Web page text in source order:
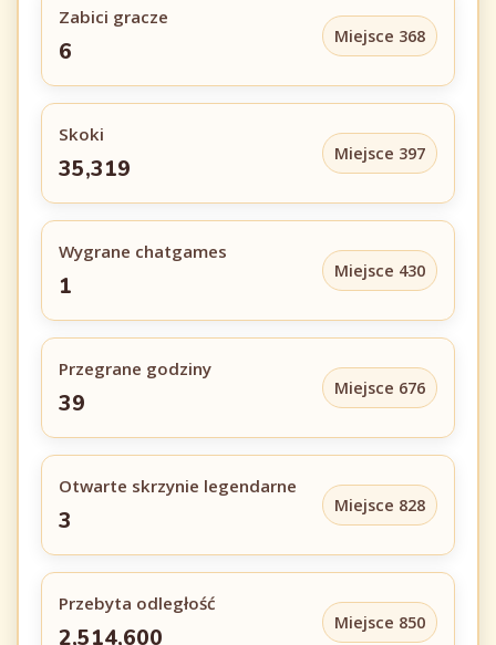
Zabici gracze
6
Miejsce 368
Skoki
35,319
Miejsce 397
Wygrane chatgames
1
Miejsce 430
Przegrane godziny
39
Miejsce 676
Otwarte skrzynie legendarne
3
Miejsce 828
Przebyta odległość
2,514,600
Miejsce 850